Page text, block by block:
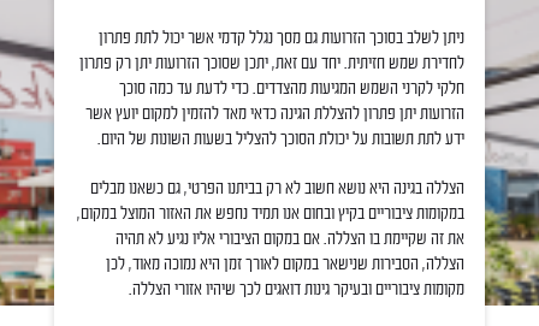
ניתן לשלב בסוכך הזרועות גם מסך נגלל קדמי אשר יכול לתת פתרון
לחדירת שמש חזיתית. יחד עם זאת, יתכן שסוכך הזרועות יתן רק פתרון
חלקי לקרני השמש המגיעות מהצדדים. כדי לדעת עד כמה סוכך
הזרועות יתן פתרון להצללת הגינה כדאי מאד להזמין למקום יועץ אשר
ידע לתת תשובות על יכולת הסוכך להצליל בשעות השונות של היום.
הצללה בגינה היא נושא חשוב לא רק בביתנו הפרטי, גם כשאנו מבלים
במקומות ציבוריים בקיץ ובחום אנו תמיד נחפש את האזור המוצל במקום,
את זה שקיימת בו הצללה. אם במקום הציבורי אליו נגיע לא תהיה
הצללה, הסבירות שנישאר במקום לאורך זמן היא נמוכה מאוד, לכן
מקומות ציבוריים ובעיקר גינות דואגים לכך שיהיו אזורי הצללה.